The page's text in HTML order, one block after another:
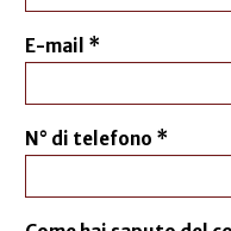
E-mail *
N° di telefono *